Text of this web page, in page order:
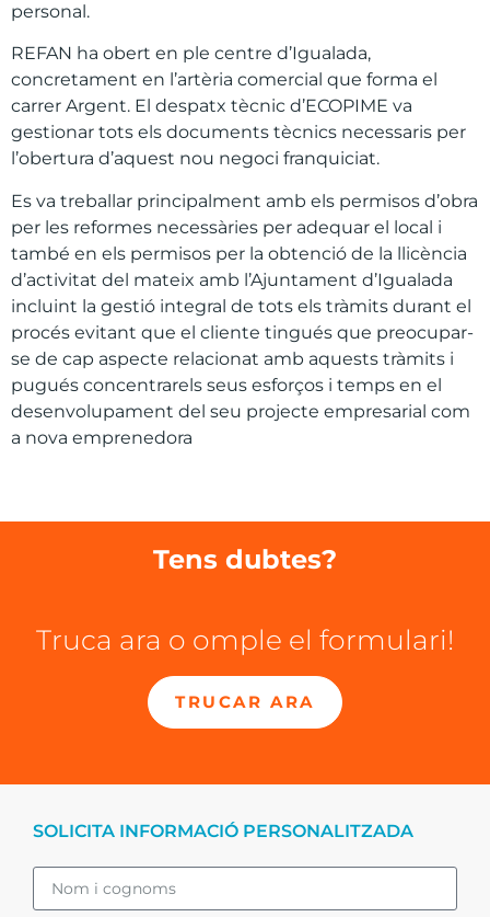
personal.
REFAN ha obert en ple centre d’Igualada,
concretament en l’artèria comercial que forma el
carrer Argent. El despatx tècnic d’ECOPIME va
gestionar tots els documents tècnics necessaris per
l’obertura d’aquest nou negoci franquiciat.
Es va treballar principalment amb els permisos d’obra
per les reformes necessàries per adequar el local i
també en els permisos per la obtenció de la llicència
d’activitat del mateix amb l’Ajuntament d’Igualada
incluint la gestió integral de tots els tràmits durant el
procés evitant que el cliente tingués que preocupar-
se de cap aspecte relacionat amb aquests tràmits i
pugués concentrarels seus esforços i temps en el
desenvolupament del seu projecte empresarial com
a nova emprenedora
Tens dubtes?
Truca ara o omple el formulari!
TRUCAR ARA
SOLICITA INFORMACIÓ PERSONALITZADA